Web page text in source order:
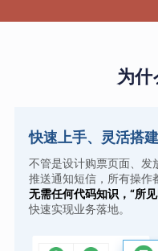
为什
快速上手、灵活搭
不管是设计购票页面、发
推送通知短信，所有操作
无需任何代码知识，“所
快速实现业务落地。